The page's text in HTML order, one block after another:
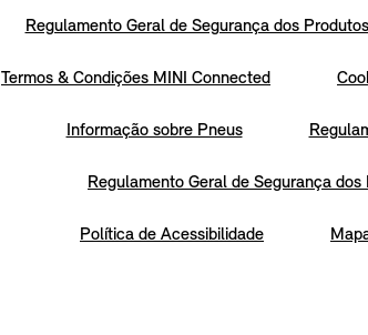
Regulamento Geral de Segurança dos Produtos
Termos & Condições MINI Connected
Informação sobre Pneus
Regulamento Geral de Segurança dos
Política de Acessibilidade